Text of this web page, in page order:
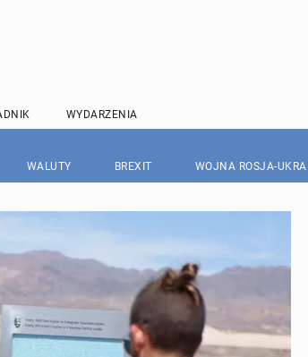
WYDARZENIA
WALUTY BREXIT WOJNA ROSJA-